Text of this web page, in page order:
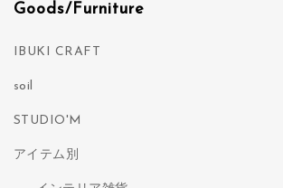
Goods/Furniture
IBUKI CRAFT
soil
STUDIO'M
アイテム別